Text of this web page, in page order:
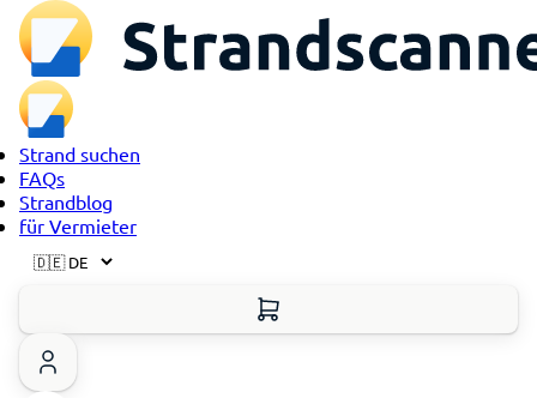
Strand suchen
FAQs
Strandblog
für Vermieter